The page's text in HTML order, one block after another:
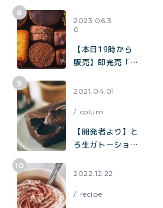
題】混ぜて焼くだ
けで作れる生チョ
コみたいなクッキ
ー「濃厚チョコク
2023.06.3
0
【本日19時から
販売】即完売「チ
ー缶」の再販売／
「toroaのバター
が美味しいクッキ
ー缶」
2021.04.01
colum
【開発者より】と
ろ生ガトーショコ
2022.12.22
recipe